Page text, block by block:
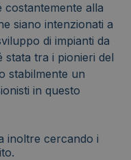
costantemente alla
siano intenzionati a
di impianti da
stata tra i pionieri del
stabilmente un
in questo
inoltre cercando i